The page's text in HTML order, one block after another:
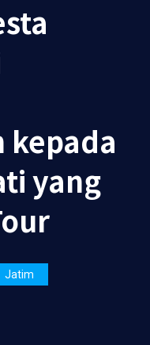
kepada
yang
Jatim